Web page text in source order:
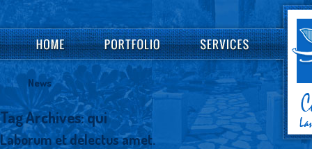
News
Tag Archives:qui
Laborum et delectus amet.